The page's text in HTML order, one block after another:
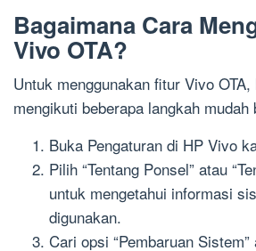
Bagaimana Cara
Vivo OTA?
Untuk menggunakan fitur Vivo
mengikuti beberapa langkah mudah
Buka Pengaturan di HP Vivo
Pilih “Tentang Ponsel” atau
untuk mengetahui informasi
digunakan.
Cari opsi “Pembaruan Sistem”